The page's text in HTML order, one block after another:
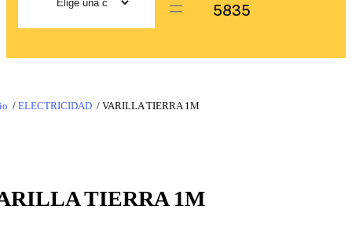
5835
/ ELECTRICIDAD / VARILLA TIERRA 1M
TIERRA 1M